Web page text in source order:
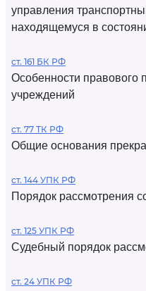
управления
находящемуся в
ст. 161 БК РФ
Особенности правового
учреждений
ст. 77 ТК РФ
Общие основания
ст. 144 УПК РФ
Порядок рассмотрения
ст. 125 УПК РФ
Судебный порядок
ст. 24 УПК РФ